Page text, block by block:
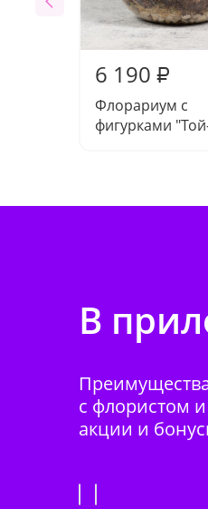
6 190 ₽
Флорариум с
фигурками
В
с флористом
акции и